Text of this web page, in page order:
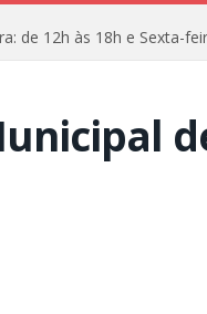
de 12h às 18h e